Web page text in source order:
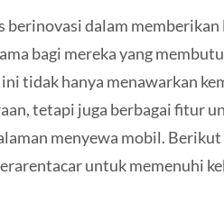
dalam memberikan
bagi mereka yang
tidak hanya menawarkan
tetapi juga berbagai fitur
menyewa mobil.
untuk memenuhi